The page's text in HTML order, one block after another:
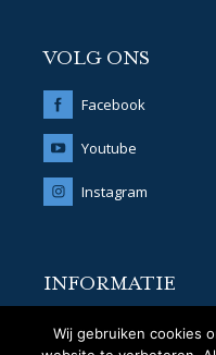
VOLG ONS
Facebook
Youtube
Instagram
INFORMATIE
© 2018 Stal Hendrix
Wij gebruiken cookies